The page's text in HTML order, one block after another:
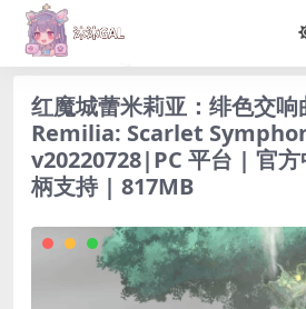
红魔城蕾米莉亚：绯色交
Remilia: Scarlet
v20220728|PC 平台 | 官方
柄支持 | 817MB